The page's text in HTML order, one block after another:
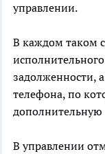
управлении.
В каждом таком
задолженности,
телефона, по
В управлении